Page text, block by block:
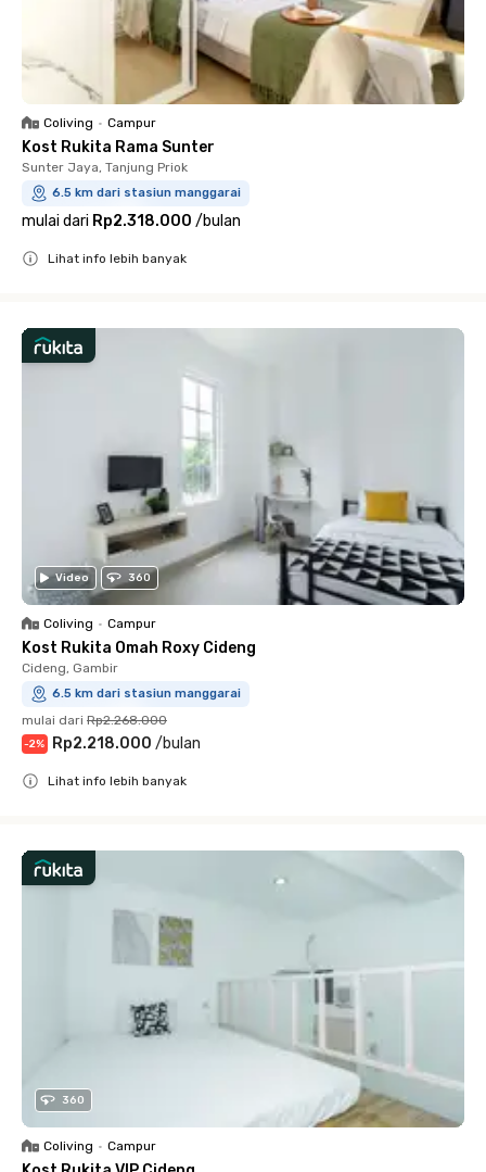
Coliving • Campur
Kost Rukita Rama Sunter
Sunter Jaya, Tanjung Priok
6.5 km dari stasiun manggarai
mulai dari Rp2.318.000 /bulan
Lihat info lebih banyak
Video 360
Coliving • Campur
Kost Rukita Omah Roxy Cideng
Cideng, Gambir
6.5 km dari stasiun manggarai
mulai dari Rp2.268.000
-2% Rp2.218.000 /bulan
Lihat info lebih banyak
360
Coliving • Campur